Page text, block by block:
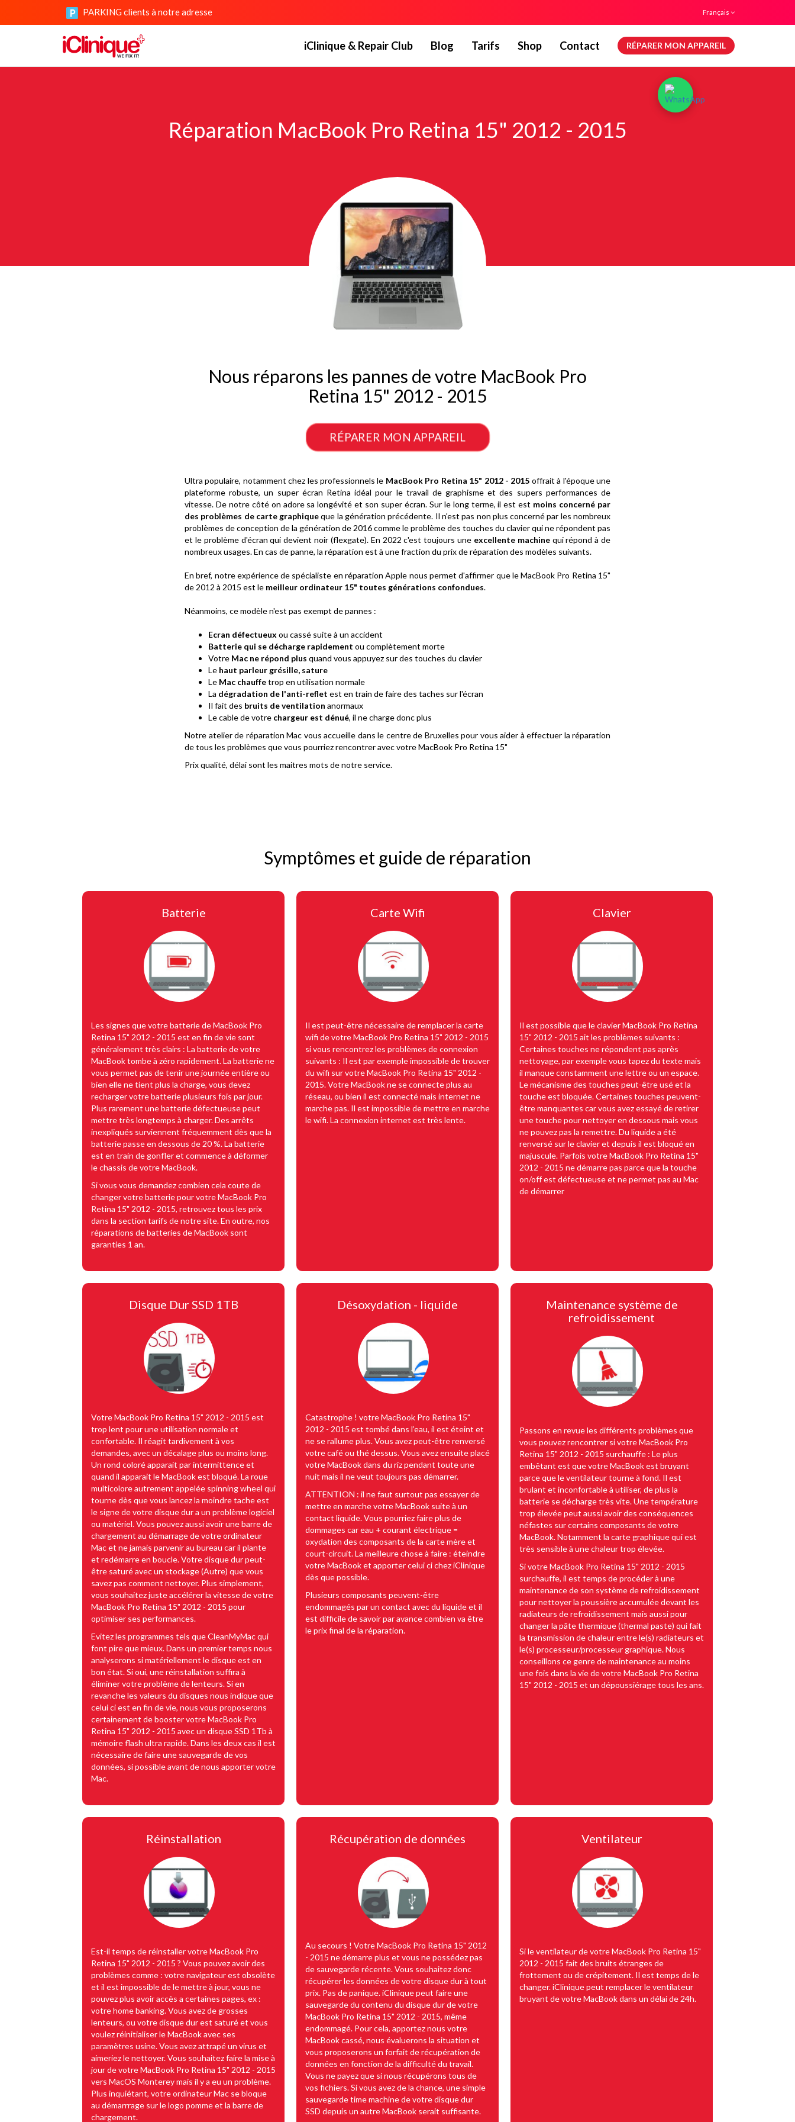
PARKING clients à notre adresse Français
iClinique & Repair Club Blog Tarifs Shop Contact RÉPARER MON APPAREIL
Réparation MacBook Pro Retina 15" 2012 - 2015
Nous réparons les pannes de votre MacBook Pro
Retina 15" 2012 - 2015
RÉPARER MON APPAREIL
Ultra populaire, notamment chez les professionnels le MacBook Pro Retina 15" 2012 - 2015 offrait à l'époque une
plateforme robuste, un super écran Retina idéal pour le travail de graphisme et des supers performances de
vitesse. De notre côté on adore sa longévité et son super écran. Sur le long terme, il est est moins concerné par
des problèmes de carte graphiqueque la génération précédente. Il n'est pas non plus concerné par les nombreux
problèmes de conception de la génération de 2016 comme le problème des touches du clavier qui ne répondent pas
et le problème d'écran qui devient noir (flexgate). En 2022 c'est toujours une excellente machinequi répond à de
nombreux usages. En cas de panne, la réparation est à une fraction du prix de réparation des modèles suivants.
En bref, notre expérience de spécialiste en réparation Apple nous permet d'affirmer que le MacBook Pro Retina 15"
de 2012 à 2015 est le meilleur ordinateur 15" toutes générations confondues.
Néanmoins, ce modèle n'est pas exempt de pannes :
Ecran défectueux ou cassé suite à un accident
Batterie qui se décharge rapidement ou complètement morte
Votre Mac ne répond plus quand vous appuyez sur des touches du clavier
Le haut parleur grésille, sature
Le Mac chauffetrop en utilisation normale
La dégradation de l'anti-reflet est en train de faire des taches sur l'écran
Il fait des bruits de ventilation anormaux
Le cable de votre chargeur est dénué, il ne charge donc plus
Notre atelier de réparation Mac vous accueille dans le centre de Bruxelles pour vous aider à effectuer la réparation
de tous les problèmes que vous pourriez rencontrer avec votre MacBook Pro Retina 15"
Prix qualité, délai sont les maitres mots de notre service.
Symptômes et guide de réparation
Batterie
Les signes que votre batterie de MacBook Pro
Retina 15" 2012 - 2015 est en fin de vie sont
généralement très clairs : La batterie de votre
MacBook tombe à zéro rapidement. La batterie ne
vous permet pas de tenir une journée entière ou
bien elle ne tient plus la charge, vous devez
recharger votre batterie plusieurs fois par jour.
Plus rarement une batterie défectueuse peut
mettre très longtemps à charger. Des arrêts
inexpliqués surviennent fréquemment dès que la
batterie passe en dessous de 20 %. La batterie
est en train de gonfler et commence à déformer
le chassis de votre MacBook.
Si vous vous demandez combien cela coute de
changer votre batterie pour votre MacBook Pro
Retina 15" 2012 - 2015, retrouvez tous les prix
dans la section tarifs de notre site. En outre, nos
réparations de batteries de MacBook sont
garanties 1 an.
Carte Wifi
Il est peut-être nécessaire de remplacer la carte
wifi de votre MacBook Pro Retina 15" 2012 - 2015
si vous rencontrez les problèmes de connexion
suivants : Il est par exemple impossible de trouver
du wifi sur votre MacBook Pro Retina 15" 2012 -
2015. Votre MacBook ne se connecte plus au
réseau, ou bien il est connecté mais internet ne
marche pas. Il est impossible de mettre en marche
le wifi. La connexion internet est très lente.
Clavier
Il est possible que le clavier MacBook Pro Retina
15" 2012 - 2015 ait les problèmes suivants :
Certaines touches ne répondent pas après
nettoyage, par exemple vous tapez du texte mais
il manque constamment une lettre ou un espace.
Le mécanisme des touches peut-être usé et la
touche est bloquée. Certaines touches peuvent-
être manquantes car vous avez essayé de retirer
une touche pour nettoyer en dessous mais vous
ne pouvez pas la remettre. Du liquide a été
renversé sur le clavier et depuis il est bloqué en
majuscule. Parfois votre MacBook Pro Retina 15"
2012 - 2015 ne démarre pas parce que la touche
on/off est défectueuse et ne permet pas au Mac
de démarrer
Disque Dur SSD 1TB
Votre MacBook Pro Retina 15" 2012 - 2015 est
trop lent pour une utilisation normale et
confortable. Il réagit tardivement à vos
demandes, avec un décalage plus ou moins long.
Un rond coloré apparait par intermittence et
quand il apparait le MacBook est bloqué. La roue
multicolore autrement appelée spinning wheel qui
tourne dès que vous lancez la moindre tache est
le signe de votre disque dur a un problème logiciel
ou matériel. Vous pouvez aussi avoir une barre de
chargement au démarrage de votre ordinateur
Mac et ne jamais parvenir au bureau car il plante
et redémarre en boucle. Votre disque dur peut-
être saturé avec un stockage (Autre) que vous
savez pas comment nettoyer. Plus simplement,
vous souhaitez juste accélérer la vitesse de votre
MacBook Pro Retina 15" 2012 - 2015 pour
optimiser ses performances.
Evitez les programmes tels que CleanMyMac qui
font pire que mieux. Dans un premier temps nous
analyserons si matériellement le disque est en
bon état. Si oui, une réinstallation suffira à
éliminer votre problème de lenteurs. Si en
revanche les valeurs du disques nous indique que
celui ci est en fin de vie, nous vous proposerons
certainement de booster votre MacBook Pro
Retina 15" 2012 - 2015 avec un disque SSD 1Tb à
mémoire flash ultra rapide. Dans les deux cas il est
nécessaire de faire une sauvegarde de vos
données, si possible avant de nous apporter votre
Mac.
Désoxydation - liquide
Catastrophe ! votre MacBook Pro Retina 15"
2012 - 2015 est tombé dans l’eau, il est éteint et
ne se rallume plus. Vous avez peut-être renversé
votre café ou thé dessus. Vous avez ensuite placé
votre MacBook dans du riz pendant toute une
nuit mais il ne veut toujours pas démarrer.
ATTENTION : il ne faut surtout pas essayer de
mettre en marche votre MacBook suite à un
contact liquide. Vous pourriez faire plus de
dommages car eau + courant électrique =
oxydation des composants de la carte mère et
court-circuit. La meilleure chose à faire : éteindre
votre MacBook et apporter celui ci chez iClinique
dès que possible.
Plusieurs composants peuvent-être
endommagés par un contact avec du liquide et il
est difficile de savoir par avance combien va être
le prix final de la réparation.
Maintenance système de
refroidissement
Passons en revue les différents problèmes que
vous pouvez rencontrer si votre MacBook Pro
Retina 15" 2012 - 2015 surchauffe : Le plus
embêtant est que votre MacBook est bruyant
parce que le ventilateur tourne à fond. Il est
brulant et inconfortable à utiliser, de plus la
batterie se décharge très vite. Une température
trop élevée peut aussi avoir des conséquences
néfastes sur certains composants de votre
MacBook. Notamment la carte graphique qui est
très sensible à une chaleur trop élevée.
Si votre MacBook Pro Retina 15" 2012 - 2015
surchauffe, il est temps de procéder à une
maintenance de son système de refroidissement
pour nettoyer la poussière accumulée devant les
radiateurs de refroidissement mais aussi pour
changer la pâte thermique (thermal paste) qui fait
la transmission de chaleur entre le(s) radiateurs et
le(s) processeur/processeur graphique. Nous
conseillons ce genre de maintenance au moins
une fois dans la vie de votre MacBook Pro Retina
15" 2012 - 2015 et un dépoussiérage tous les ans.
Réinstallation
Est-il temps de réinstaller votre MacBook Pro
Retina 15" 2012 - 2015 ? Vous pouvez avoir des
problèmes comme : votre navigateur est obsolète
et il est impossible de le mettre à jour, vous ne
pouvez plus avoir accès a certaines pages, ex :
votre home banking. Vous avez de grosses
lenteurs, ou votre disque dur est saturé et vous
voulez réinitialiser le MacBook avec ses
paramètres usine. Vous avez attrapé un virus et
aimeriez le nettoyer. Vous souhaitez faire la mise à
jour de votre MacBook Pro Retina 15" 2012 - 2015
vers MacOS Monterey mais il y a eu un problème.
Plus inquiétant, votre ordinateur Mac se bloque
au démarrrage sur le logo pomme et la barre de
chargement.
Récupération de données
Au secours ! Votre MacBook Pro Retina 15" 2012
- 2015 ne démarre plus et vous ne possédez pas
de sauvegarde récente. Vous souhaitez donc
récupérer les données de votre disque dur à tout
prix. Pas de panique. iClinique peut faire une
sauvegarde du contenu du disque dur de votre
MacBook Pro Retina 15" 2012 - 2015, même
endommagé. Pour cela, apportez nous votre
MacBook cassé, nous évaluerons la situation et
vous proposerons un forfait de récupération de
données en fonction de la difficulté du travail.
Vous ne payez que si nous récupérons tous de
vos fichiers. Si vous avez de la chance, une simple
sauvegarde time machine de votre disque dur
SSD depuis un autre MacBook serait suffisante.
Ventilateur
Si le ventilateur de votre MacBook Pro Retina 15"
2012 - 2015 fait des bruits étranges de
frottement ou de crépitement. Il est temps de le
changer. iClinique peut remplacer le ventilateur
bruyant de votre MacBook dans un délai de 24h.